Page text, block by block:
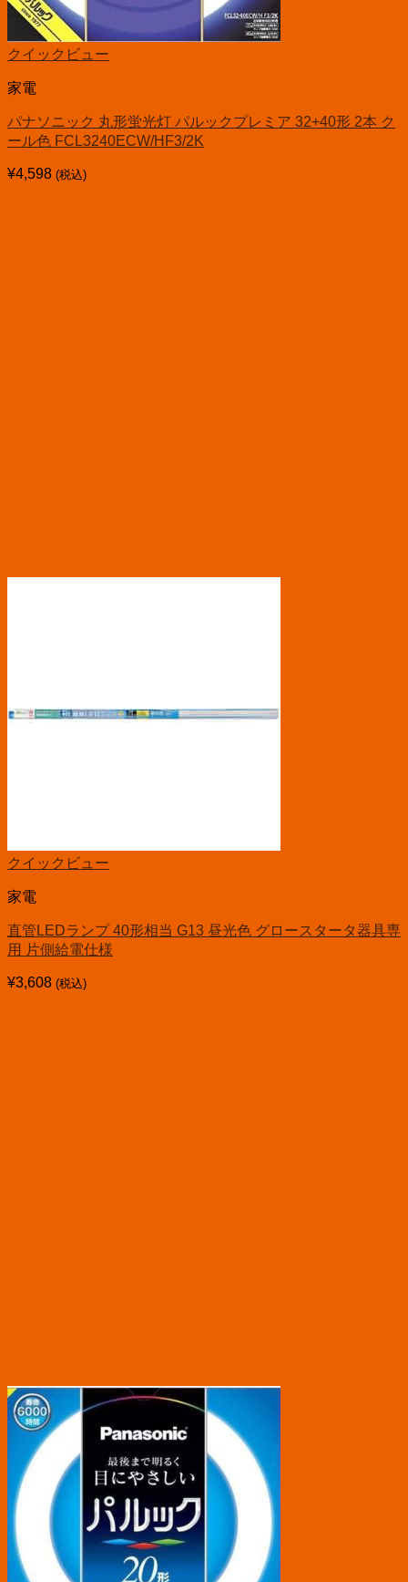
クイックビュー
家電
パナソニック 丸形蛍光灯 パルックプレミア 32+40形 2本 ク
ール色 FCL3240ECW/HF3/2K
¥4,598 (税込)
クイックビュー
家電
直管LEDランプ 40形相当 G13 昼光色 グロースタータ器具専
用 片側給電仕様
¥3,608 (税込)